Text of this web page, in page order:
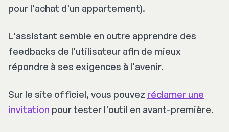
pour l'achat d'un appartement).
L'assistant semble en outre apprendre des
feedbacks de l'utilisateur afin de mieux
répondre à ses exigences à l'avenir.
Sur le site officiel, vous pouvez réclamer une
invitation pour tester l'outil en avant-première.